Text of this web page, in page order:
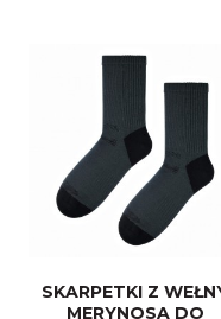
SKARPETKI Z
MERYNOSA DO